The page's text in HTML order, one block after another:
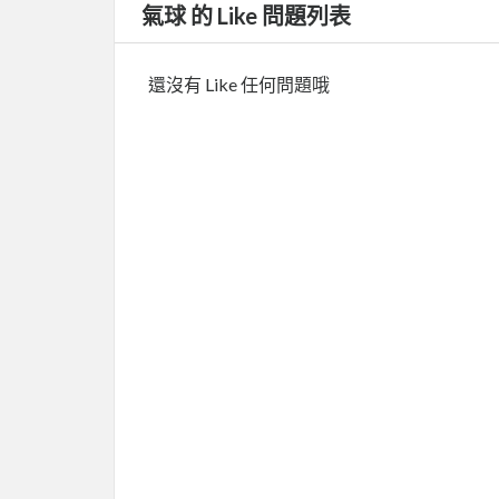
氣球 的 Like 問題列表
還沒有 Like 任何問題哦